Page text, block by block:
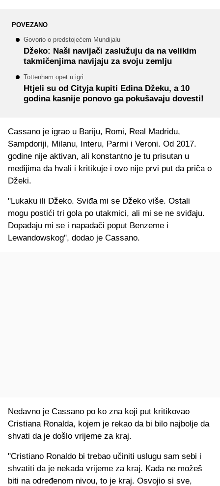
POVEZANO
Govorio o predstojećem Mundijalu
Džeko: Naši navijači zaslužuju da na velikim
takmičenjima navijaju za svoju zemlju
Tottenham opet u igri
Htjeli su od Cityja kupiti Edina Džeku, a 10
godina kasnije ponovo ga pokušavaju dovesti!
Cassano je igrao u Bariju, Romi, Real Madridu,
Sampdoriji, Milanu, Interu, Parmi i Veroni. Od 2017.
godine nije aktivan, ali konstantno je tu prisutan u
medijima da hvali i kritikuje i ovo nije prvi put da priča o
Džeki.
"Lukaku ili Džeko. Sviđa mi se Džeko više. Ostali
mogu postići tri gola po utakmici, ali mi se ne sviđaju.
Dopadaju mi se i napadači poput Benzeme i
Lewandowskog", dodao je Cassano.
Nedavno je Cassano po ko zna koji put kritikovao
Cristiana Ronalda, kojem je rekao da bi bilo najbolje da
shvati da je došlo vrijeme za kraj.
"Cristiano Ronaldo bi trebao učiniti uslugu sam sebi i
shvatiti da je nekada vrijeme za kraj. Kada ne možeš
biti na određenom nivou, to je kraj. Osvojio si sve,